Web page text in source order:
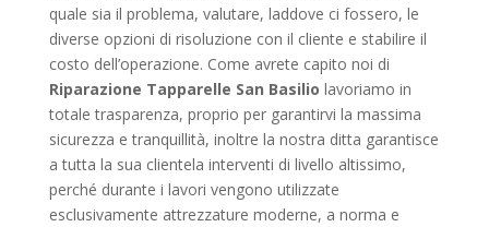
quale sia il problema, valutare, laddove ci fossero, le
diverse opzioni di risoluzione con il cliente e stabilire il
costo dell’operazione. Come avrete capito noi di
Riparazione Tapparelle San Basilio lavoriamo in
totale trasparenza, proprio per garantirvi la massima
sicurezza e tranquillità, inoltre la nostra ditta garantisce
a tutta la sua clientela interventi di livello altissimo,
perché durante i lavori vengono utilizzate
esclusivamente attrezzature moderne, a norma e